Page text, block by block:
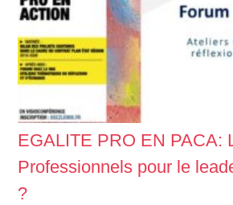
EGALITE PRO EN PACA:
Professionnels pour le
?